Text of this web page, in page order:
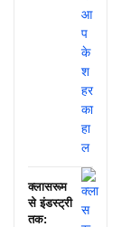
क्लासरूम
से इंडस्ट्री
तक: